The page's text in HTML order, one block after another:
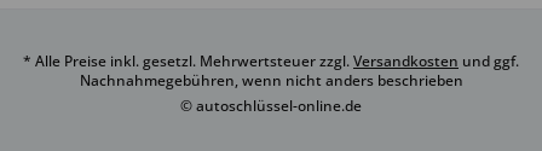
* Alle Preise inkl. gesetzl. Mehrwertsteuer zzgl.Versandkosten und ggf.
Nachnahmegebühren, wenn nicht anders beschrieben
© autoschlüssel-online.de